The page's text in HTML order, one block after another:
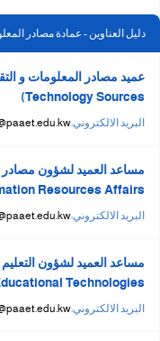
دليل العناوين - عمادة مصادر
Technology Sources)
البريد الالكتروني:
Resources Affairs)
البريد الالكتروني:
Technologies)
البريد الالكتروني: